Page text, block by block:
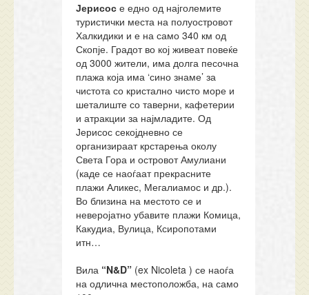
Јерисос е едно од најголемите
туристички места на полуостровот
Халкидики и е на само 340 км од
Скопје. Градот во кој живеат повеќе
од 3000 жители, има долга песочна
плажа која има ‘сино знаме’ за
чистота со кристално чисто море и
шеталиште со таверни, кафетерии
и атракции за најмладите. Од
Јерисос секојдневно се
организираат крстарења околу
Света Гора и островот Амулиани
(каде се наоѓаат прекрасните
плажи Аликес, Мегалиамос и др.).
Во близина на местото се и
неверојатно убавите плажи Комица,
Какудиа, Вулица, Ксиропотами
итн…
Вила “N&D” (ex Nicoleta ) се наоѓа
на одлична местоположба, на само